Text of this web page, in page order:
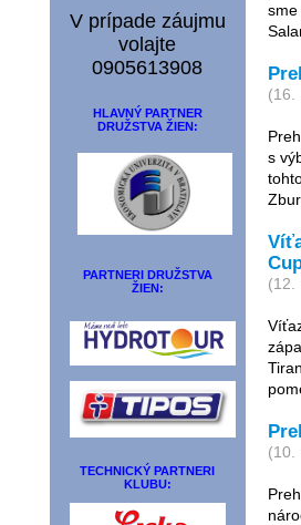
V prípade záujmu
volajte
0905613908
HLAVNÝ PARTNER
DRUŽSTVA ŽIEN:
PARTNERI DRUŽSTVA
ŽIEN:
TECHNICKÝ PARTNERI
KLUBU:
sme
(16.
s
(12.
(10.